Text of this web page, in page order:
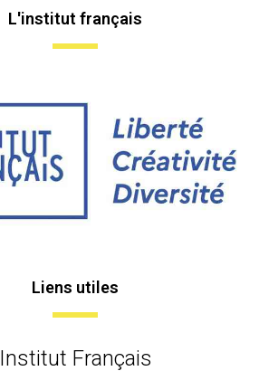
L'institut français
Liens utiles
Institut Français